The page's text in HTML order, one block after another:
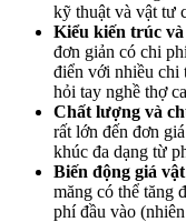
kỹ thuật và vật tư
Kiểu kiến trúc
đơn giản có chi
điển với nhiều chi
hỏi tay nghề thợ
Chất lượng và
rất lớn đến đơn
khúc đa dạng từ
Biến động giá
măng có thể tăng
phí đầu vào